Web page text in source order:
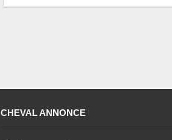
CHEVAL ANNONCE